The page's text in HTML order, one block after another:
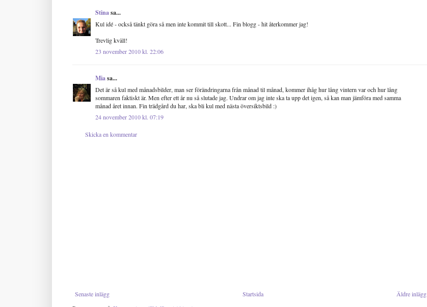
Stinasa...
Kul idé - också tänkt göra så men inte kommit till skott... Fin blogg - hit återkommer jag!
Trevlig kväll!
23 november 2010 kl. 22:06
Miasa...
Det är så kul med månadsbilder, man ser förändringarna från månad til månad, kommer ihåg hur lång vintern var och hur lång
sommaren faktiskt är. Men efter ett år nu så slutade jag. Undrar om jag inte ska ta upp det igen, så kan man jämföra med samma
månad året innan. Fin trädgård du har, ska bli kul med nästa översiktsbild :)
24 november 2010 kl. 07:19
Skicka en kommentar
Senaste inlägg Äldre inlägg
Startsida